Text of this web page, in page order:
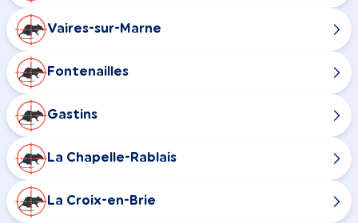
Vaires-sur-Marne
Fontenailles
Gastins
La Chapelle-Rablais
La Croix-en-Brie